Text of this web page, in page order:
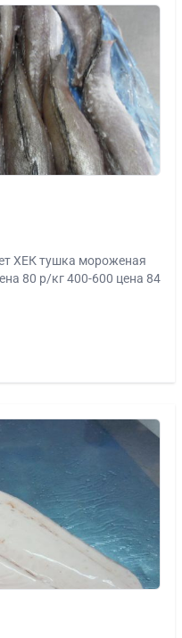
ХЕК тушка мороженая
80 р/кг 400-600 цена 84